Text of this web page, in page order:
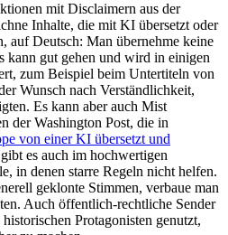
mit Disclaimern aus der
Inhalte, die mit KI übersetzt oder
auf Deutsch: Man übernehme keine
kann gut gehen und wird in einigen
zum Beispiel beim Untertiteln von
Wunsch nach Verständlichkeit,
Es kann aber auch Mist
der Washington Post, die in
von einer KI übersetzt und
es auch im hochwertigen
in denen starre Regeln nicht helfen.
geklonte Stimmen, verbaue man
Auch öffentlich-rechtliche Sender
Protagonisten genutzt,